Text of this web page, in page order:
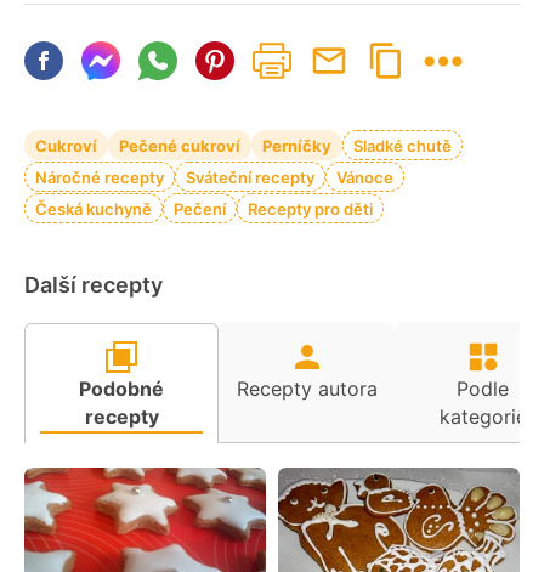
Cukroví Pečené cukroví Perníčky
Sladké chutě
Náročné recepty
Sváteční recepty
Vánoce
Česká kuchyně
Pečení Recepty pro děti
Další recepty
Podobné
recepty
Recepty autora
Podle
kategorie